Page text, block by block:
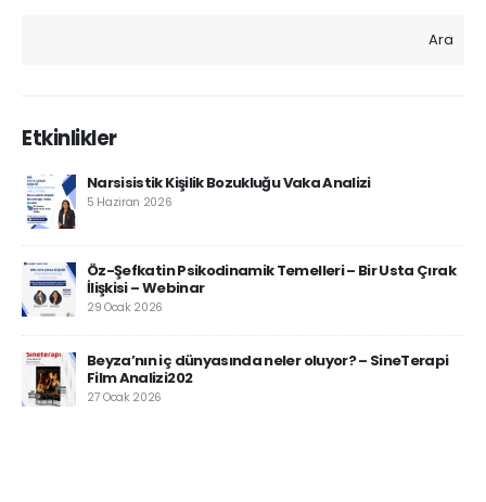
Ara
Etkinlikler
Narsisistik Kişilik Bozukluğu Vaka Analizi
5 Haziran 2026
Öz-Şefkatin Psikodinamik Temelleri – Bir Usta Çırak
İlişkisi – Webinar
29 Ocak 2026
Beyza’nın iç dünyasında neler oluyor? – SineTerapi
Film Analizi202
27 Ocak 2026